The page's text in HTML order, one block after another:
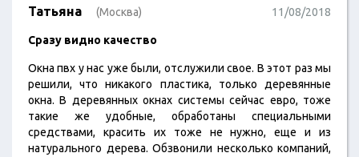
Татьяна (Москва) 11/08/2018
Сразу видно качество
Окна пвх у нас уже были, отслужили свое. В этот раз мы
решили, что никакого пластика, только деревянные
окна. В деревянных окнах системы сейчас евро, тоже
такие же удобные, обработаны специальными
средствами, красить их тоже не нужно, еще и из
натурального дерева. Обзвонили несколько компаний,